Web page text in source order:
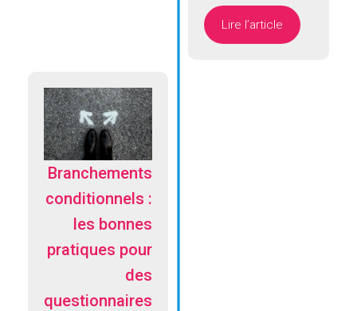
Lire l’article
Branchements
conditionnels :
les bonnes
pratiques pour
des
questionnaires